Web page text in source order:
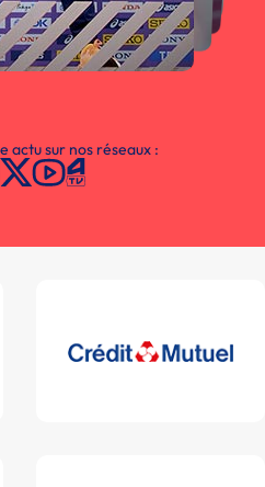
actu sur nos réseaux :